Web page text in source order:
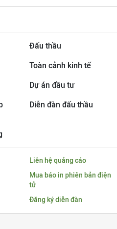
Đấu thầu
Toàn cảnh kinh tế
Dự án đầu tư
Diễn đàn đấu thầu
Liên hệ quảng cáo
Mua báo in phiên bản điện
tử
Đăng ký diễn đàn